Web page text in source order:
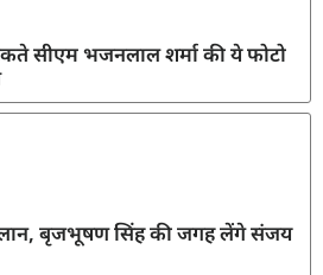
सीएम भजनलाल शर्मा की ये फोटो
बृजभूषण सिंह की जगह लेंगे संजय